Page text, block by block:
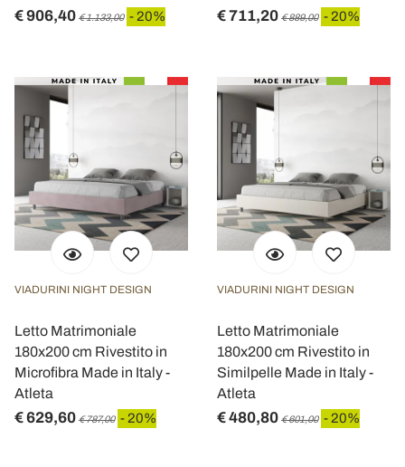
€ 906,40 € 1.133,00 - 20% € 711,20 € 889,00 - 20%
VIADURINI NIGHT DESIGN
Letto Matrimoniale
180x200 cm Rivestito in
Microfibra Made in Italy -
Atleta
€ 629,60 € 787,00 - 20%
VIADURINI NIGHT DESIGN
Letto Matrimoniale
180x200 cm Rivestito in
Similpelle Made in Italy -
Atleta
€ 480,80 € 601,00 - 20%